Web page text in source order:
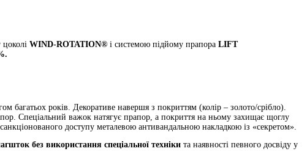
WIND-ROTATION® і системою підйому прапора LIFT
багатьох років. Декоративе навершя з покриттям (колір – золото/срібло).
Спеціальний важок натягує прапор, а покриття на ньому захищає щоглу
доступу металевою антивандальною накладкою із «секретом».
без використання спеціальної техніки та наявності певного досвіду у